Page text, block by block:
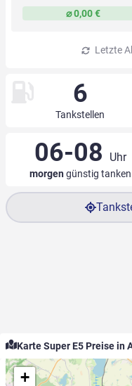
⌀ 0,00 €
Letzte
6
Tankstellen
06-08 Uhr
morgengünstig tanken
Karte Super E5 Preise in
+